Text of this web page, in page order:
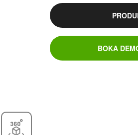
BOKA